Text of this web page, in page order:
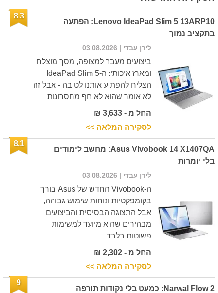
Lenovo IdeaPad Slim 5 13ARP10: הפתעה
בתקציב נמוך
8.3
לירן עבדי | 03.08.2026
ביצועים מעבר למצופה, מסך מוצלח
ומארז איכותי: ה-IdeaPad Slim 5
הצליח להפתיע אותנו לטובה - אבל זה
לא אומר שהוא לא חף מחסרונות
החל מ - 3,633 ₪
לסקירה המלאה >>
Asus Vivobook 14 X1407QA: מחשב לימודים
בלי יומרות
8.1
לירן עבדי | 03.08.2026
ה-Vivobook החדש של Asus בורך
בקומפקטיות ונוחות שימוש גבוהה,
אבל התצוגה הבסיסית והביצועים
מבהירים שהוא מיועד למשימות
פשוטות בלבד
החל מ - 2,302 ₪
לסקירה המלאה >>
Narwal Flow 2: כמעט בלי נקודות תורפה
9